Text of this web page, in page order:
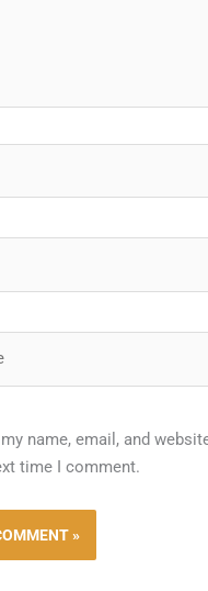
name, email, and
time I comment.